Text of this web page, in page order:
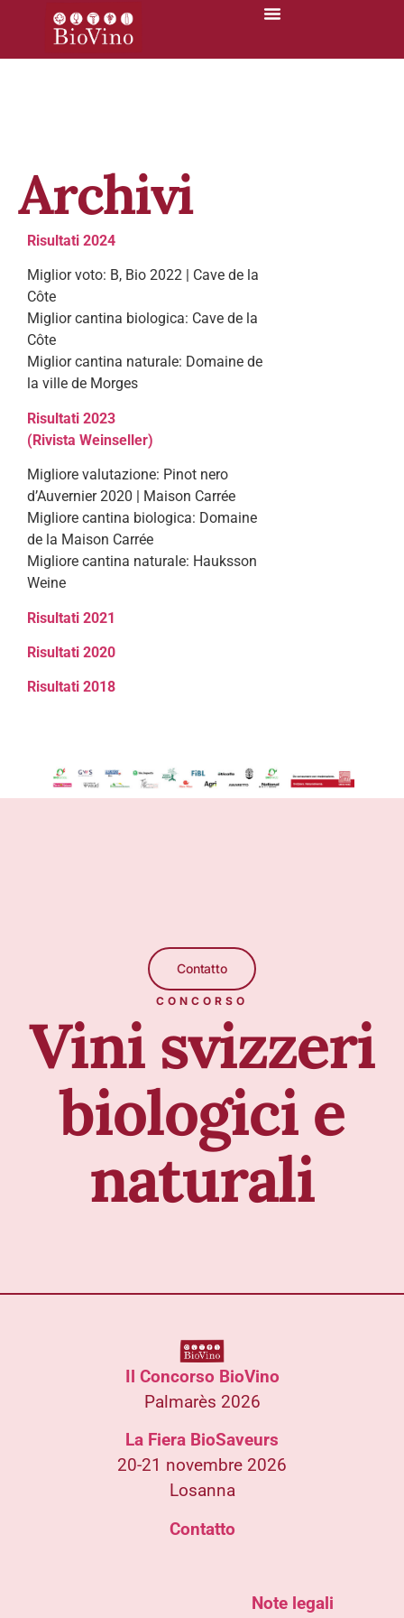
Archivi
Risultati 2024
Miglior voto: B, Bio 2022 | Cave de la
Côte
Miglior cantina biologica: Cave de la
Côte
Miglior cantina naturale: Domaine de
la ville de Morges
Risultati 2023
(Rivista Weinseller)
Migliore valutazione: Pinot nero
d’Auvernier 2020 | Maison Carrée
Migliore cantina biologica: Domaine
de la Maison Carrée
Migliore cantina naturale: Hauksson
Weine
Risultati 2021
Risultati 2020
Risultati 2018
Contatto
CONCORSO
Vini svizzeri
biologici e
naturali
Il Concorso BioVino
Palmarès 2026
La Fiera BioSaveurs
20-21 novembre 2026
Losanna
Contatto
Note legali